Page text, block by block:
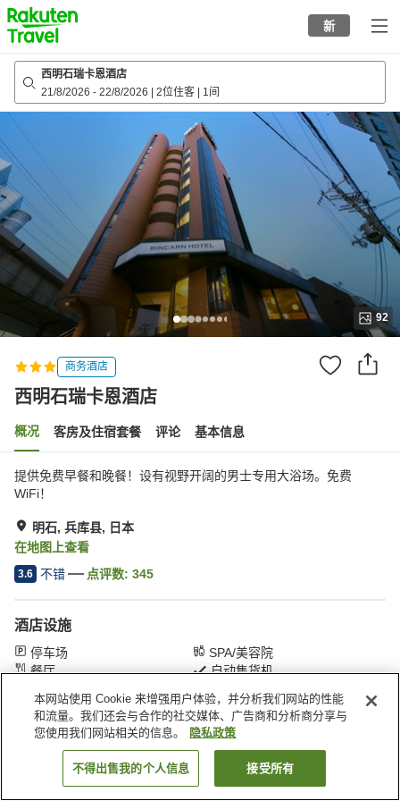
to
top
page
新
西明石瑞卡恩酒店
21/8/2026 - 22/8/2026 2位住客 1间
92
商务酒店
西明石瑞卡恩酒店
概况 客房及住宿套餐 评论 基本信息
提供免费早餐和晚餐！设有视野开阔的男士专用大浴场。免费
WiFi！
明石, 兵库县, 日本
在地图上查看
3.6 不错 点评数: 345
酒店设施
停车场
SPA/美容院
餐厅
自动售货机
首页 日本 兵库县 明石 西明石瑞卡恩酒店
搜索客房
本网站使用 Cookie 来增强用户体验，并分析我们网站的性能
和流量。我们还会与合作的社交媒体、广告商和分析商分享与
您使用我们网站相关的信息。
隐私政策
不得出售我的个人信息 接受所有